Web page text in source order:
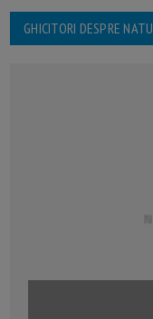
GHICITORI DESPRE